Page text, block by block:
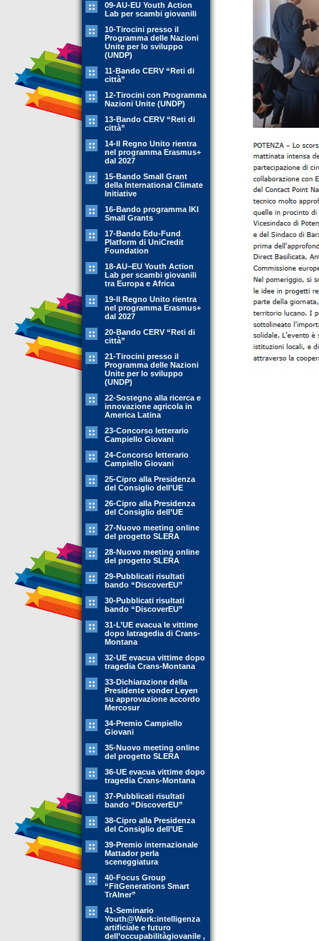
09-AU-EU Youth Action
Lab per scambi giovanili
10-Tirocini presso il
Programma delle Nazioni
Unite per lo sviluppo
(UNDP)
11-Bando CERV “Reti di
città”
12-Tirocini con Programma
Nazioni Unite (UNDP)
13-Bando CERV “Reti di
città”
14-Il Regno Unito rientra
nel programma Erasmus+
dal 2027
15-Bando Small Grant
della International Climate
Initiative
16-Bando programma IKI
Small Grants
17-Bando Edu-Fund
Platform di UniCredit
Foundation
18-AU–EU Youth Action
Lab per scambi giovanili
tra Europa e Africa
19-Il Regno Unito rientra
nel programma Erasmus+
dal 2027
20-Bando CERV “Reti di
città”
21-Tirocini presso il
Programma delle Nazioni
Unite per lo sviluppo
(UNDP)
22-Sostegno alla ricerca e
innovazione agricola in
America Latina
23-Concorso letterario
Campiello Giovani
24-Concorso letterario
Campiello Giovani
25-Cipro alla Presidenza
del Consiglio dell’UE
26-Cipro alla Presidenza
del Consiglio dell’UE
27-Nuovo meeting online
del progetto SLERA
28-Nuovo meeting online
del progetto SLERA
29-Pubblicati risultati
bando “DiscoverEU”
30-Pubblicati risultati
bando “DiscoverEU”
31-L’UE evacua le vittime
dopo latragedia di Crans-
Montana
32-UE evacua vittime dopo
tragedia Crans-Montana
33-Dichiarazione della
Presidente vonder Leyen
su approvazione accordo
Mercosur
34-Premio Campiello
Giovani
35-Nuovo meeting online
del progetto SLERA
36-UE evacua vittime dopo
tragedia Crans-Montana
37-Pubblicati risultati
bando “DiscoverEU”
38-Cipro alla Presidenza
del Consiglio dell’UE
39-Premio internazionale
Mattador perla
sceneggiatura
40-Focus Group
“FitGenerations Smart
TrAIner”
41-Seminario
Youth@Work:intelligenza
artificiale e futuro
dell’occupabilitàgiovanile ,